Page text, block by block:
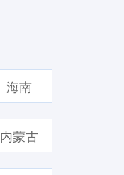
海南
内蒙古